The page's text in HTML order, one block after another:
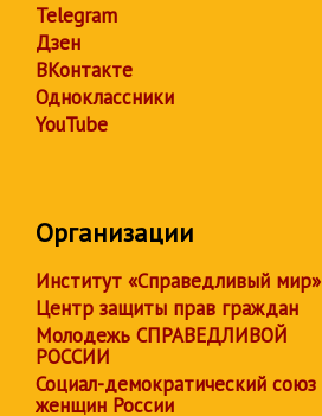
Telegram
Дзен
ВКонтакте
Одноклассники
YouTube
Организации
Институт «Справедливый мир»
Центр защиты прав граждан
Молодежь СПРАВЕДЛИВОЙ
РОССИИ
Социал-демократический союз
женщин России